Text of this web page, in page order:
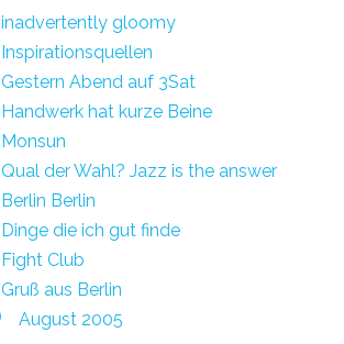
inadvertently gloomy
Inspirationsquellen
Gestern Abend auf 3Sat
Handwerk hat kurze Beine
Monsun
Qual der Wahl? Jazz is the answer
Berlin Berlin
Dinge die ich gut finde
Fight Club
Gruß aus Berlin
August 2005